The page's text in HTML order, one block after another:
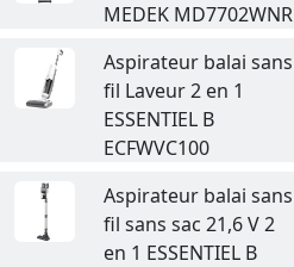
MEDEK MD7702WNR
Aspirateur balai sans
fil Laveur 2 en 1
ESSENTIEL B
ECFWVC100
Aspirateur balai sans
fil sans sac 21,6 V 2
en 1 ESSENTIEL B